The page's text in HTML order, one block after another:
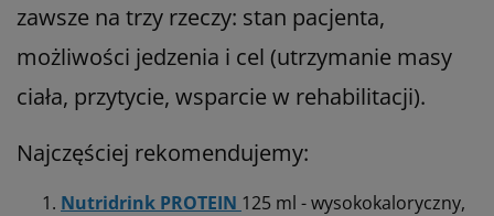
zawsze na trzy rzeczy: stan pacjenta,
możliwości jedzenia i cel (utrzymanie masy
ciała, przytycie, wsparcie w rehabilitacji).
Najczęściej rekomendujemy:
Nutridrink PROTEIN 125 ml - wysokokaloryczny,